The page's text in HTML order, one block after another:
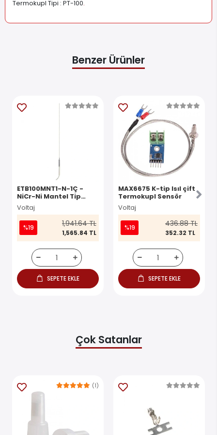
Termokupl Tipi : PT-100.
Benzer Ürünler
ETB100MNT1-N-1Ç -
NiCr-Ni Mantel Tip
Termokupl
Voltaj
%19 1,941.64 TL
1,565.84 TL
SEPETE EKLE
MAX6675 K-tip Isıl çift
Termokupl Sensör
Voltaj
%19 436.88 TL
352.32 TL
SEPETE EKLE
Çok Satanlar
(1)